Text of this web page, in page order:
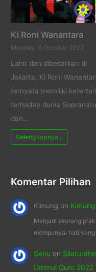
Ki Roni Wanantara
Monday, 9 October 2023
Lahir dan dibesarkan di
Jakarta, Ki Roni
ternyata memiliki
terhadap dunia
dan…
Selengkapnya...
Komentar Pilihan
Kimung on
Menjadi seorang
mempunyai hati
Senu on
Ummul Quro 2022